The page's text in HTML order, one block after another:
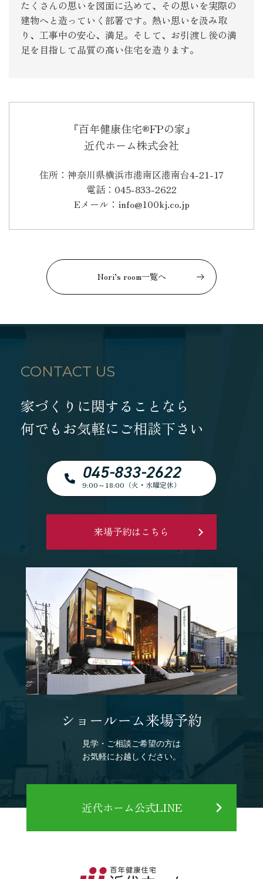
たくさんの思いを図面に込めて、その思いを実際の
建物へと造っていく部署です。熱い思いを汲み取
り、工事中の安心、満足。そして、お引渡し後の満
足を目指して品質の高い住宅を造ります。
『百年健康住宅®FPの家』
近代ホーム株式会社
住所：神奈川県横浜市港南区港南台4-21-17
電話：045-833-2622
Eメール：info@100kj.co.jp
Nori’s room一覧へ
CONTACT US
家づくりに関することなら
何でもお気軽にご相談下さい
045-833-2622
9:00～18:00（火・水曜定休）
来場予約はこちら
ショールーム来場予約
見学・ご相談ご希望の方は
お気軽にお越しください。
近代ホーム公式LINE